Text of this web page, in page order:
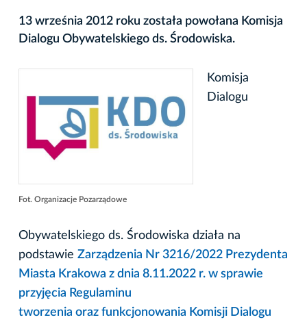
13 września 2012 roku została powołana Komisja
Dialogu Obywatelskiego ds. Środowiska.
Fot. Organizacje Pozarządowe
Komisja
Dialogu
Obywatelskiego ds. Środowiska działa na
podstawie Zarządzenia Nr 3216/2022 Prezydenta
Miasta Krakowa z dnia 8.11.2022 r. w sprawie
przyjęcia Regulaminu
tworzenia oraz funkcjonowania Komisji Dialogu